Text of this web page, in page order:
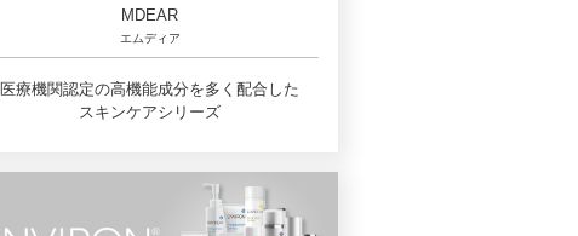
MDEAR
エムディア
医療機関認定の高機能成分を多く配合した
スキンケアシリーズ